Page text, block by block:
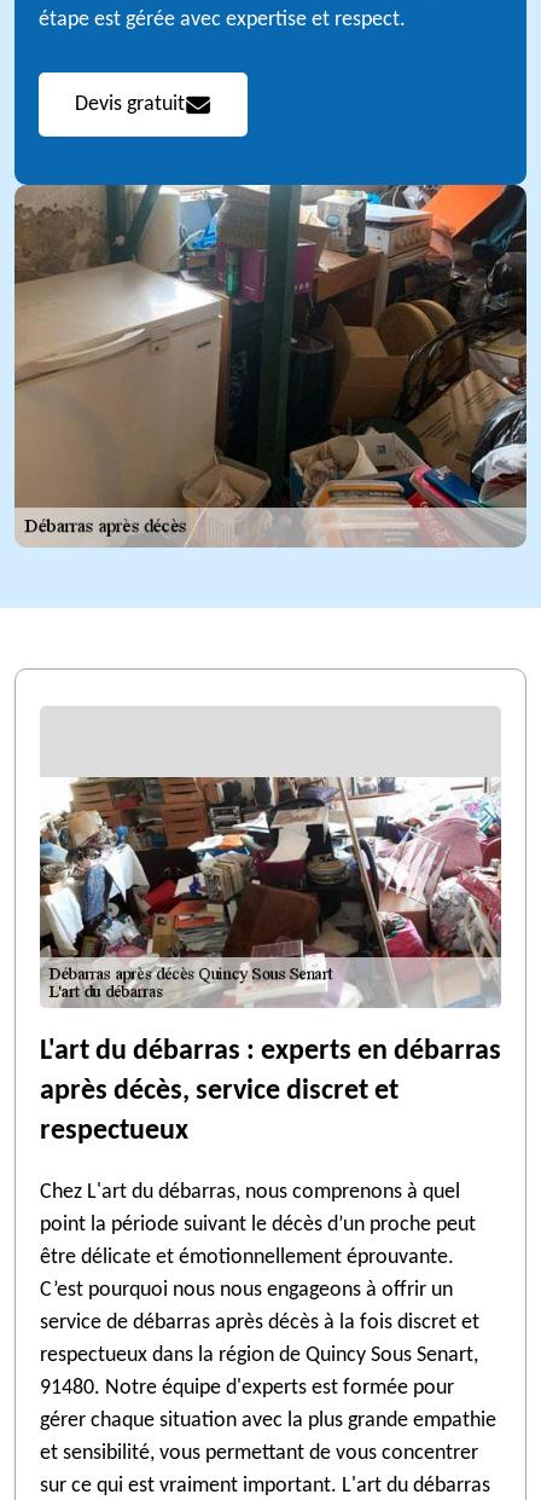
étape est gérée avec expertise et respect.
Devis gratuit
L'art du débarras : experts en débarras
après décès, service discret et
respectueux
Chez L'art du débarras, nous comprenons à quel
point la période suivant le décès d’un proche peut
être délicate et émotionnellement éprouvante.
C’est pourquoi nous nous engageons à offrir un
service de débarras après décès à la fois discret et
respectueux dans la région de Quincy Sous Senart,
91480. Notre équipe d'experts est formée pour
gérer chaque situation avec la plus grande empathie
et sensibilité, vous permettant de vous concentrer
sur ce qui est vraiment important. L'art du débarras